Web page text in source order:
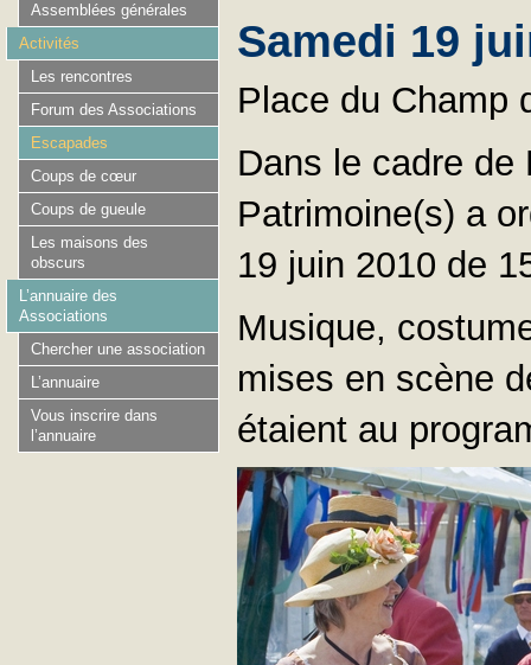
Samedi 19
Place du Champ
Dans le cadre de
Patrimoine(s) a
19 juin 2010 de
Musique,
mises en scène
étaient au
Assemblées générales
Activités
Les rencontres
Forum des Associations
Escapades
Coups de cœur
Coups de gueule
Les maisons des
obscurs
L’annuaire des
Associations
Chercher une association
L’annuaire
Vous inscrire dans
l’annuaire